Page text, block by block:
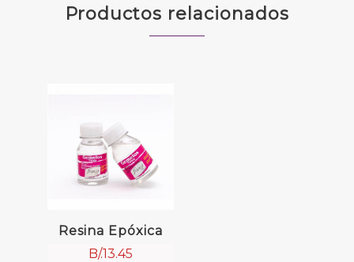
Productos relacionados
Resina Epóxica
B/.13.45